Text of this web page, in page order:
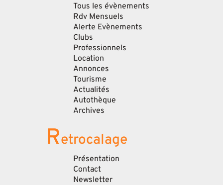
Tous les évènements
Rdv Mensuels
Alerte Evènements
Clubs
Professionnels
Location
Annonces
Tourisme
Actualités
Autothèque
Archives
Retrocalage
Présentation
Contact
Newsletter